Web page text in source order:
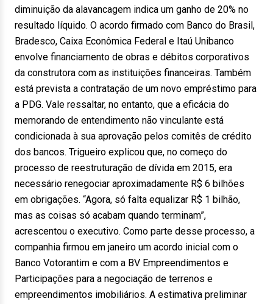
diminuição da alavancagem indica um ganho de 20% no
resultado líquido. O acordo firmado com Banco do Brasil,
Bradesco, Caixa Econômica Federal e Itaú Unibanco
envolve financiamento de obras e débitos corporativos
da construtora com as instituições financeiras. Também
está prevista a contratação de um novo empréstimo para
a PDG. Vale ressaltar, no entanto, que a eficácia do
memorando de entendimento não vinculante está
condicionada à sua aprovação pelos comitês de crédito
dos bancos. Trigueiro explicou que, no começo do
processo de reestruturação de dívida em 2015, era
necessário renegociar aproximadamente R$ 6 bilhões
em obrigações. “Agora, só falta equalizar R$ 1 bilhão,
mas as coisas só acabam quando terminam”,
acrescentou o executivo. Como parte desse processo, a
companhia firmou em janeiro um acordo inicial com o
Banco Votorantim e com a BV Empreendimentos e
Participações para a negociação de terrenos e
empreendimentos imobiliários. A estimativa preliminar